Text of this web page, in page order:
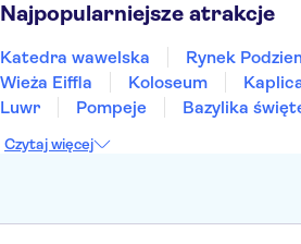
Najpopularniejsze atrakcje
Katedra wawelska Rynek
Wieża Eiffla
Koloseum
Luwr
Pompeje
Bazylika
Etna
Wawel
Czytaj więcej